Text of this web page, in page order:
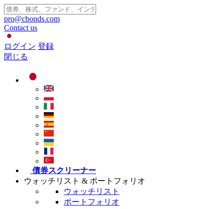
pro@cbonds.com
Contact us
ログイン 登録
閉じる
債券スクリーナー
ウォッチリスト & ポートフォリオ
ウォッチリスト
ポートフォリオ